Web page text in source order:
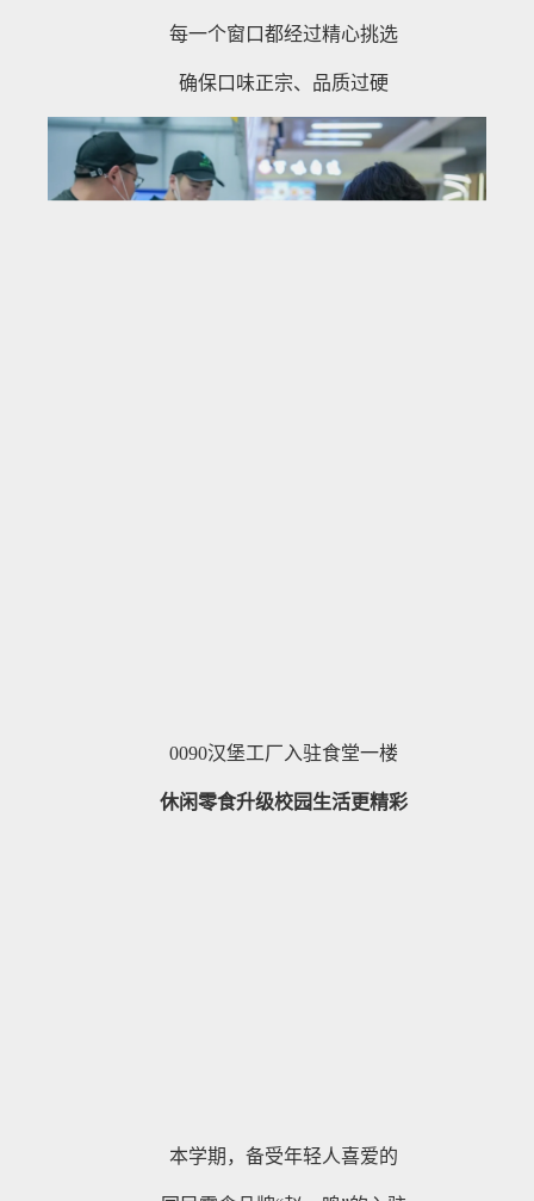
每一个窗口都经过精心挑选
确保口味正宗、品质过硬
0090汉堡工厂入驻食堂一楼
休闲零食升级校园生活更精彩
本学期，备受年轻人喜爱的